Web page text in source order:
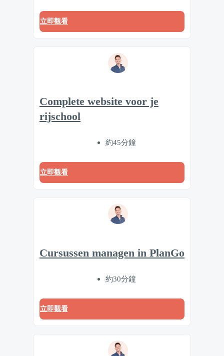
立即觀看
Complete website voor je
rijschool
約45分鐘
立即觀看
Cursussen managen in PlanGo
約30分鐘
立即觀看